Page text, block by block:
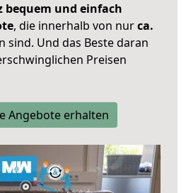
bequem und einfach
, die innerhalb von nurca.
sind. Und das Beste daran
Preisen
Angebote erhalten